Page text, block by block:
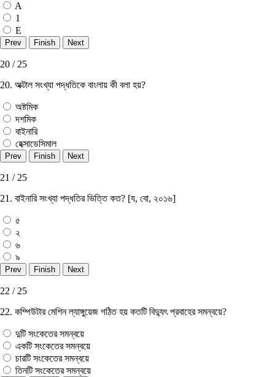
A
1
E
20 / 25
20. অক্টাল সংখ্যা পদ্ধতিকে বাংলায় কী বলা হয়?
অষ্টমিক
দশমিক
বাইনারি
হেক্সাডেসিমাল
21 / 25
21. বাইনারি সংখ্যা পদ্ধতির ভিত্তি কত? [য, বাে, ২০১৬]
৫
২
৬
৯
22 / 25
22. কম্পিউটার মেশিন ল্যাঙ্গুয়েজ গঠিত হয় কতটি বিদ্যুৎ প্রবাহের সমন্বয়ে?
দুটি সংকেতের সমন্বয়ে
একটি সংকেতের সমন্বয়ে
চারটি সংকেতের সমন্বয়ে
তিনটি সংকেতের সমন্বয়ে